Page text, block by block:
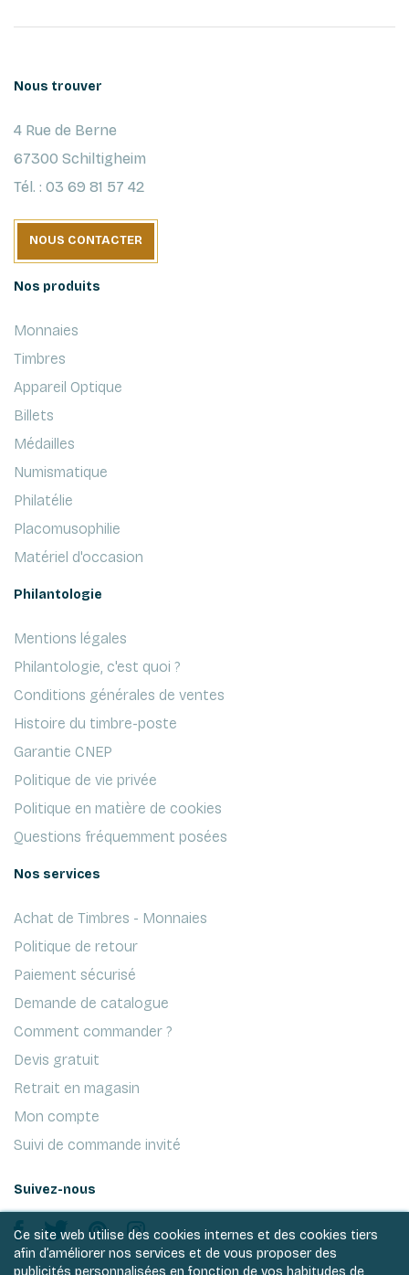
Nous trouver
4 Rue de Berne
67300 Schiltigheim
Tél. : 03 69 81 57 42
NOUS CONTACTER
Nos produits
Monnaies
Timbres
Appareil Optique
Billets
Médailles
Numismatique
Philatélie
Placomusophilie
Matériel d'occasion
Philantologie
Mentions légales
Philantologie, c'est quoi ?
Conditions générales de ventes
Histoire du timbre-poste
Garantie CNEP
Politique de vie privée
Politique en matière de cookies
Questions fréquemment posées
Nos services
Achat de Timbres - Monnaies
Politique de retour
Paiement sécurisé
Demande de catalogue
Comment commander ?
Devis gratuit
Retrait en magasin
Mon compte
Suivi de commande invité
Suivez-nous
Ce site web utilise des cookies internes et des cookies tiers
afin d’améliorer nos services et de vous proposer des
publicités personnalisées en fonction de vos habitudes de